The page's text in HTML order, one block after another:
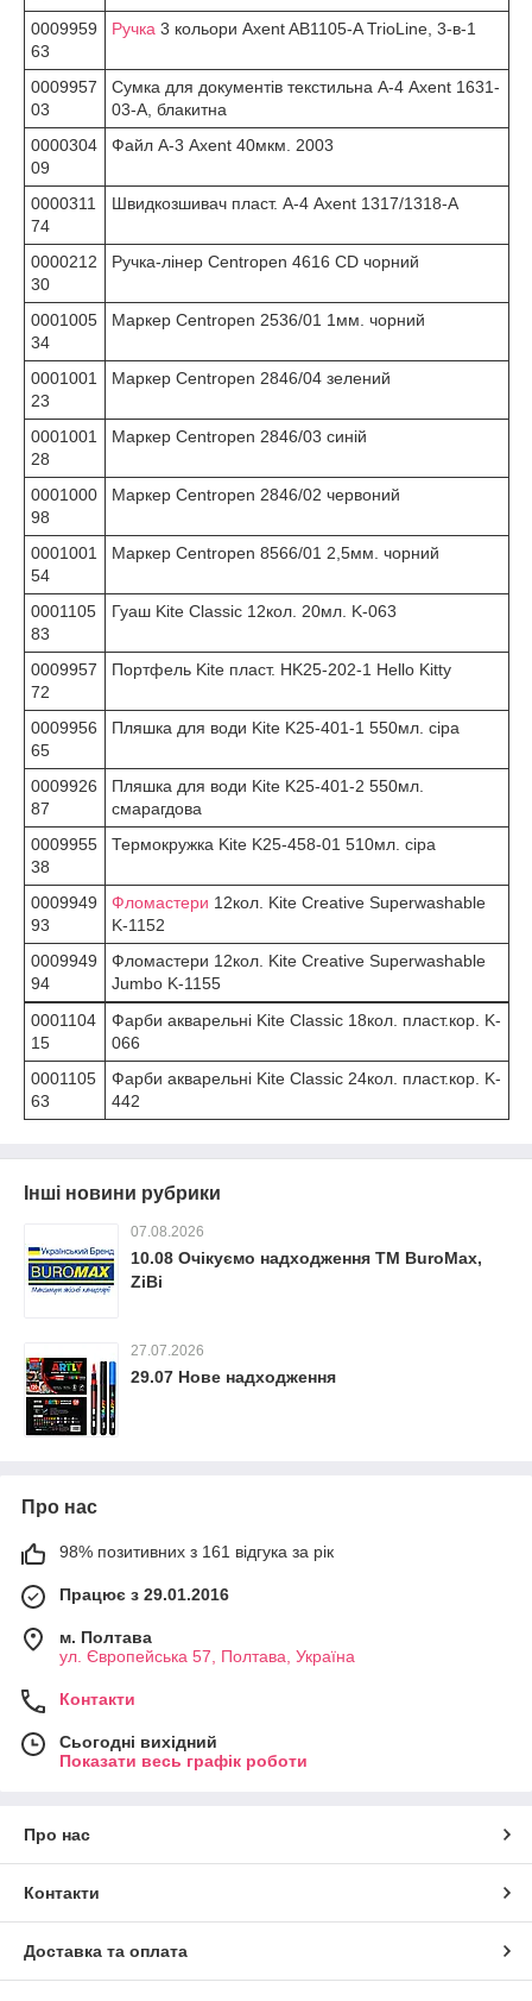
0009959
63
Ручка 3 кольори Axent AB1105-A TrioLine, 3-в-1
0009957
03
Сумка для документів текстильна А-4 Axent 1631-
03-A, блакитна
0000304
09
Файл А-3 Axent 40мкм. 2003
0000311
74
Швидкозшивач пласт. А-4 Axent 1317/1318-A
0000212
30
Ручка-лінер Centropen 4616 CD чорний
0001005
34
Маркер Centropen 2536/01 1мм. чорний
0001001
23
Маркер Centropen 2846/04 зелений
0001001
28
Маркер Centropen 2846/03 cиній
0001000
98
Маркер Centropen 2846/02 червоний
0001001
54
Маркер Centropen 8566/01 2,5мм. чорний
0001105
83
Гуаш Kite Classic 12кол. 20мл. K-063
0009957
72
Портфель Kite пласт. HK25-202-1 Hello Kitty
0009956
65
Пляшка для води Kite K25-401-1 550мл. сіра
0009926
87
Пляшка для води Kite K25-401-2 550мл.
смарагдова
0009955
38
Термокружка Kite K25-458-01 510мл. сіра
0009949
93
Фломастери 12кол. Kite Creative Superwashable
K-1152
0009949
94
Фломастери 12кол. Kite Creative Superwashable
Jumbo K-1155
0001104
15
Фарби акварельні Kite Classic 18кол. пласт.кор. K-
066
0001105
63
Фарби акварельні Kite Classic 24кол. пласт.кор. K-
442
Інші новини рубрики
07.08.2026
10.08 Очікуємо надходження ТМ BuroMax,
ZiBi
27.07.2026
29.07 Нове надходження
Про нас
98% позитивних з 161 відгука за рік
Працює з 29.01.2016
м. Полтава
ул. Європейська 57, Полтава, Україна
Контакти
Сьогодні вихідний
Показати весь графік роботи
Про нас
Контакти
Доставка та оплата